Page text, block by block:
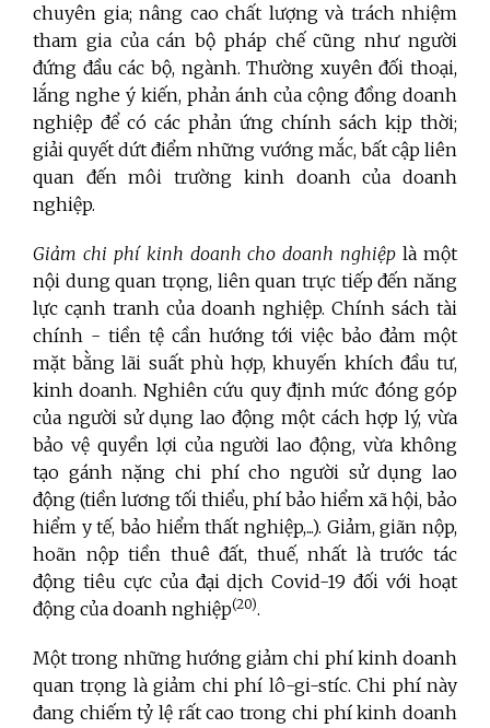
chuyên gia; nâng cao chất lượng và trách nhiệm
tham gia của cán bộ pháp chế cũng như người
đứng đầu các bộ, ngành. Thường xuyên đối thoại,
lắng nghe ý kiến, phản ánh của cộng đồng doanh
nghiệp để có các phản ứng chính sách kịp thời;
giải quyết dứt điểm những vướng mắc, bất cập liên
quan đến môi trường kinh doanh của doanh
nghiệp.
Giảm chi phí kinh doanh cho doanh nghiệp là một
nội dung quan trọng, liên quan trực tiếp đến năng
lực cạnh tranh của doanh nghiệp. Chính sách tài
chính - tiền tệ cần hướng tới việc bảo đảm một
mặt bằng lãi suất phù hợp, khuyến khích đầu tư,
kinh doanh. Nghiên cứu quy định mức đóng góp
của người sử dụng lao động một cách hợp lý, vừa
bảo vệ quyền lợi của người lao động, vừa không
tạo gánh nặng chi phí cho người sử dụng lao
động (tiền lương tối thiểu, phí bảo hiểm xã hội, bảo
hiểm y tế, bảo hiểm thất nghiệp,...). Giảm, giãn nộp,
hoãn nộp tiền thuê đất, thuế, nhất là trước tác
động tiêu cực của đại dịch Covid-19 đối với hoạt
động của doanh nghiệp(20).
Một trong những hướng giảm chi phí kinh doanh
quan trọng là giảm chi phí lô-gi-stíc. Chi phí này
đang chiếm tỷ lệ rất cao trong chi phí kinh doanh